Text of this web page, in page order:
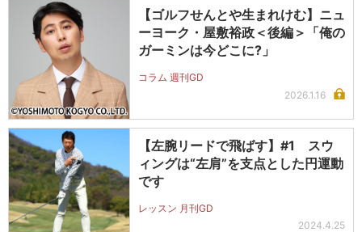
【ゴルフせんとや生まれけむ】ニュ
ーヨーク・屋敷裕政＜後編＞「俺の
ガーミンは今どこに?」
コラム 週刊GD
2026.1.16
【左腕リードで飛ばす】#1 スウ
ィングは“左肩”を支点とした円運動
です
レッスン 月刊GD
2024.4.25